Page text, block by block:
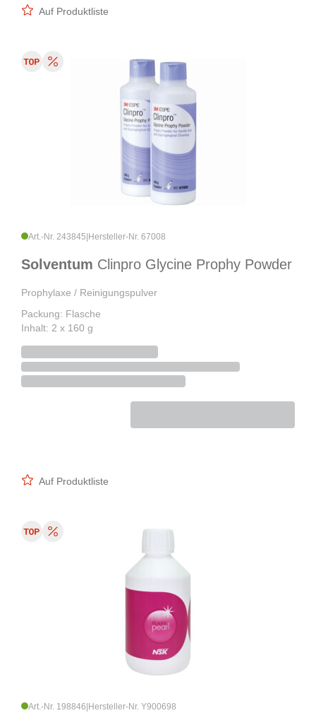
Auf Produktliste
Art.-Nr. 243845 Hersteller-Nr. 67008
Solventum Clinpro Glycine Prophy Powder
Prophylaxe / Reinigungspulver
Packung: Flasche
Inhalt: 2 x 160 g
Auf Produktliste
Art.-Nr. 198846 Hersteller-Nr. Y900698